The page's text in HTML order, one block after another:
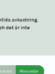
avkastning.
det är inte
kund Mina sidor